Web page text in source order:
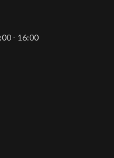
- 16:00